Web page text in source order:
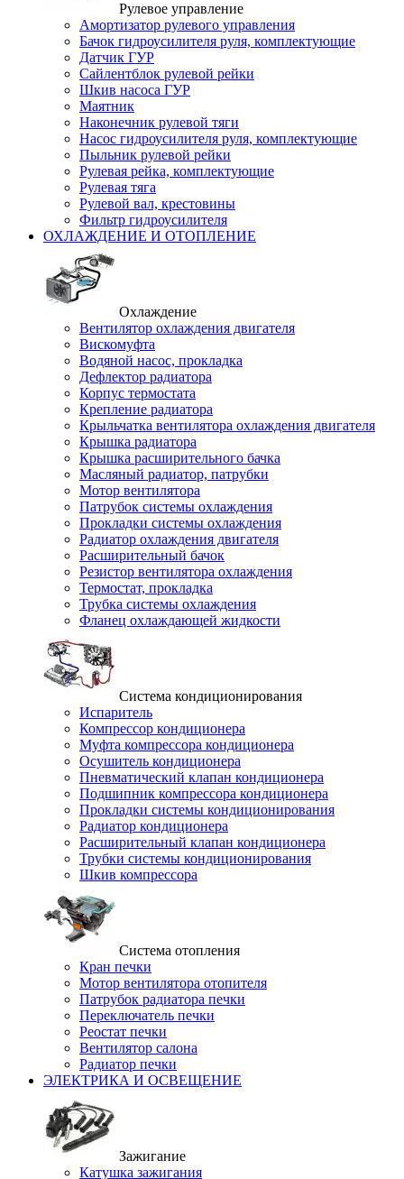
Рулевое управление
Амортизатор рулевого управления
Бачок гидроусилителя руля, комплектующие
Датчик ГУР
Сайлентблок рулевой рейки
Шкив насоса ГУР
Маятник
Наконечник рулевой тяги
Насос гидроусилителя руля, комплектующие
Пыльник рулевой рейки
Рулевая рейка, комплектующие
Рулевая тяга
Рулевой вал, крестовины
Фильтр гидроусилителя
ОХЛАЖДЕНИЕ И ОТОПЛЕНИЕ
Охлаждение
Вентилятор охлаждения двигателя
Вискомуфта
Водяной насос, прокладка
Дефлектор радиатора
Корпус термостата
Крепление радиатора
Крыльчатка вентилятора охлаждения двигателя
Крышка радиатора
Крышка расширительного бачка
Масляный радиатор, патрубки
Мотор вентилятора
Патрубок системы охлаждения
Прокладки системы охлаждения
Радиатор охлаждения двигателя
Расширительный бачок
Резистор вентилятора охлаждения
Термостат, прокладка
Трубка системы охлаждения
Фланец охлаждающей жидкости
Система кондиционирования
Испаритель
Компрессор кондиционера
Муфта компрессора кондиционера
Осушитель кондиционера
Пневматический клапан кондиционера
Подшипник компрессора кондиционера
Прокладки системы кондиционирования
Радиатор кондиционера
Расширительный клапан кондиционера
Трубки системы кондиционирования
Шкив компрессора
Система отопления
Кран печки
Мотор вентилятора отопителя
Патрубок радиатора печки
Переключатель печки
Реостат печки
Вентилятор салона
Радиатор печки
ЭЛЕКТРИКА И ОСВЕЩЕНИЕ
Зажигание
Катушка зажигания